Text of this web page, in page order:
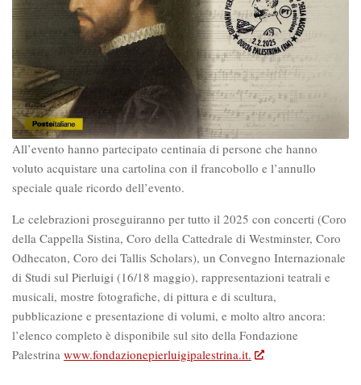
All’evento hanno partecipato centinaia di persone che hanno
voluto acquistare una cartolina con il francobollo e l’annullo
speciale quale ricordo dell’evento.
Le celebrazioni proseguiranno per tutto il 2025 con concerti (Coro
della Cappella Sistina, Coro della Cattedrale di Westminster, Coro
Odhecaton, Coro dei Tallis Scholars), un Convegno Internazionale
di Studi sul Pierluigi (16/18 maggio), rappresentazioni teatrali e
musicali, mostre fotografiche, di pittura e di scultura,
pubblicazione e presentazione di volumi, e molto altro ancora:
l’elenco completo è disponibile sul sito della Fondazione
Palestrina www.fondazionepierluigipalestrina.it.